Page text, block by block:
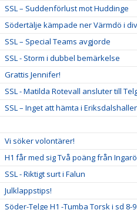
SSL – Suddenförlust mot Huddinge
Södertälje kämpade ner Värmdö i
SSL – Special Teams avgjorde
SSL - Storm i dubbel bemärkelse
Grattis Jennifer!
SSL - Matilda Rotevall ansluter till
SSL – Inget att hämta i
Vi söker volontärer!
H1 får med sig Två poäng från
SSL - Riktigt surt i Falun
Julklappstips!
Söder-Telge H1 -Tumba Torsk i sd 8-